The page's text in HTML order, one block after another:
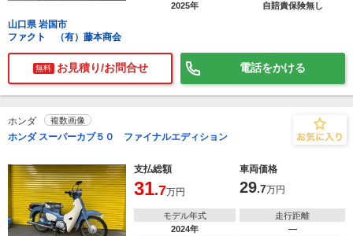
2025年
自賠責保険無し
山口県 岩国市
ファクト （有）藤本商会
無料 お見積り/お問合せ 電話をかける
ホンダ 複数画像
ホンダ スーパーカブ５０ ファイナルエディション
支払総額 車両価格
31.7万円 29.7万円
モデル年式
2024年
走行距離
―